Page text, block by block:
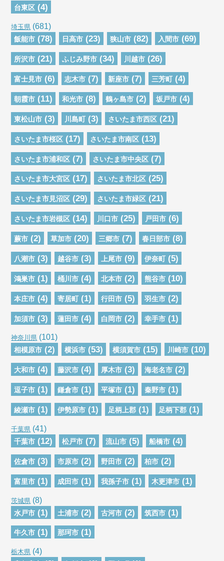
台東区 (4)
埼玉県 (681)
飯能市 (78) 日高市 (23) 狭山市 (82) 入間市 (69)
所沢市 (21) ふじみ野市 (34) 川越市 (26)
富士見市 (6) 志木市 (7) 新座市 (7) 三芳町 (4)
朝霞市 (11) 和光市 (8) 鶴ヶ島市 (2) 坂戸市 (4)
東松山市 (3) 川島町 (3) さいたま市西区 (21)
さいたま市桜区 (17) さいたま市南区 (13)
さいたま市浦和区 (7) さいたま市中央区 (7)
さいたま市大宮区 (17) さいたま市北区 (25)
さいたま市見沼区 (29) さいたま市緑区 (21)
さいたま市岩槻区 (14) 川口市 (25) 戸田市 (6)
蕨市 (2) 草加市 (20) 三郷市 (7) 春日部市 (8)
八潮市 (3) 越谷市 (3) 上尾市 (9) 伊奈町 (5)
鴻巣市 (1) 桶川市 (4) 北本市 (2) 熊谷市 (10)
本庄市 (4) 寄居町 (1) 行田市 (5) 羽生市 (2)
加須市 (3) 蓮田市 (4) 白岡市 (2) 幸手市 (1)
神奈川県 (101)
相模原市 (2) 横浜市 (53) 横須賀市 (15) 川崎市 (10)
大和市 (4) 藤沢市 (4) 厚木市 (3) 海老名市 (2)
逗子市 (1) 鎌倉市 (1) 平塚市 (1) 秦野市 (1)
綾瀬市 (1) 伊勢原市 (1) 足柄上郡 (1) 足柄下郡 (1)
千葉県 (41)
千葉市 (12) 松戸市 (7) 流山市 (5) 船橋市 (4)
佐倉市 (3) 市原市 (2) 野田市 (2) 柏市 (2)
富里市 (1) 成田市 (1) 我孫子市 (1) 木更津市 (1)
茨城県 (8)
水戸市 (1) 土浦市 (2) 古河市 (2) 筑西市 (1)
牛久市 (1) 那珂市 (1)
栃木県 (4)